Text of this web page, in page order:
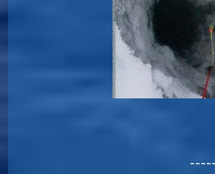
-----